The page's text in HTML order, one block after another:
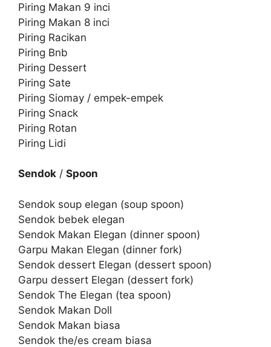
Piring Makan 9 inci
Piring Makan 8 inci
Piring Racikan
Piring Bnb
Piring Dessert
Piring Sate
Piring Siomay / empek-empek
Piring Snack
Piring Rotan
Piring Lidi
Sendok / Spoon
Sendok soup elegan (soup spoon)
Sendok bebek elegan
Sendok Makan Elegan (dinner spoon)
Garpu Makan Elegan (dinner fork)
Sendok dessert Elegan (dessert spoon)
Garpu dessert Elegan (dessert fork)
Sendok The Elegan (tea spoon)
Sendok Makan Doll
Sendok Makan biasa
Sendok the/es cream biasa